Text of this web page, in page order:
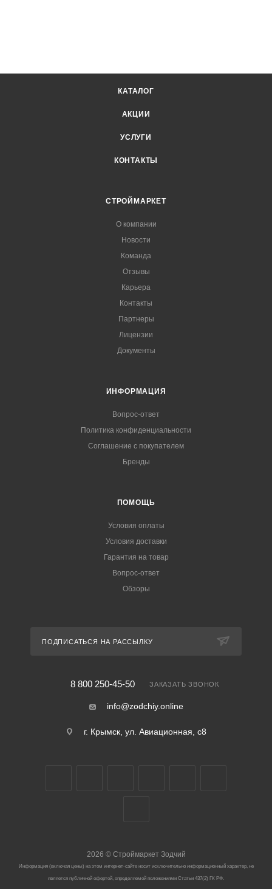
КАТАЛОГ
АКЦИИ
УСЛУГИ
КОНТАКТЫ
СТРОЙМАРКЕТ
О компании
Новости
Команда
Отзывы
Карьера
Контакты
Партнеры
Лицензии
Документы
ИНФОРМАЦИЯ
Вопрос-ответ
Политика конфиденциальности
Соглашение с покупателем
Бренды
ПОМОЩЬ
Условия оплаты
Условия доставки
Гарантия на товар
Вопрос-ответ
Обзоры
ПОДПИСАТЬСЯ НА РАССЫЛКУ
8 800 250-45-50 ЗАКАЗАТЬ ЗВОНОК
info@zodchiy.online
г. Крымск, ул. Авиационная, с8
2026 ©Строймаркет Зодчий
Информация (включая цены) на этом интернет-сайте носит исключительно информационный характер, не
является публичной офертой, определяемой положениями Статьи 437(2) ГК РФ.